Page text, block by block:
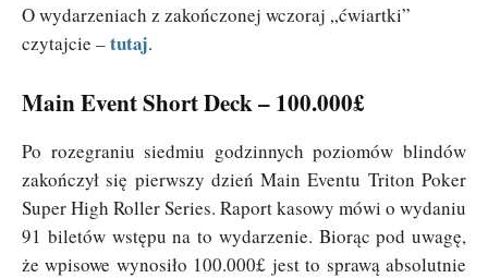
O wydarzeniach z zakończonej wczoraj „ćwiartki”
czytajcie –tutaj.
Main Event Short Deck – 100.000£
Po rozegraniu siedmiu godzinnych poziomów blindów
zakończył się pierwszy dzień Main Eventu Triton Poker
Super High Roller Series. Raport kasowy mówi o wydaniu
91 biletów wstępu na to wydarzenie. Biorąc pod uwagę,
że wpisowe wynosiło 100.000£ jest to sprawą absolutnie